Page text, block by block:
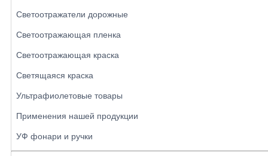
Светоотражатели дорожные
Светоотражающая пленка
Светоотражающая краска
Светящаяся краска
Ультрафиолетовые товары
Применения нашей продукции
УФ фонари и ручки